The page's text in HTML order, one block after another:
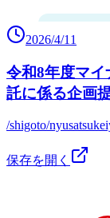
2026/4/11
令和8年度マ
託に係る企画
/shigoto/
保存を開く